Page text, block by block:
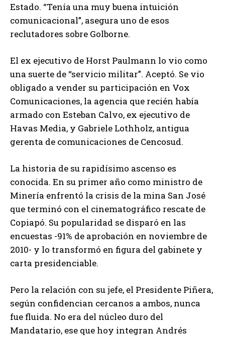
Estado. “Tenía una muy buena intuición
comunicacional”, asegura uno de esos
reclutadores sobre Golborne.
El ex ejecutivo de Horst Paulmann lo vio como
una suerte de “servicio militar”. Aceptó. Se vio
obligado a vender su participación en Vox
Comunicaciones, la agencia que recién había
armado con Esteban Calvo, ex ejecutivo de
Havas Media, y Gabriele Lothholz, antigua
gerenta de comunicaciones de Cencosud.
La historia de su rapidísimo ascenso es
conocida. En su primer año como ministro de
Minería enfrentó la crisis de la mina San José
que terminó con el cinematográfico rescate de
Copiapó. Su popularidad se disparó en las
encuestas -91% de aprobación en noviembre de
2010- y lo transformó en figura del gabinete y
carta presidenciable.
Pero la relación con su jefe, el Presidente Piñera,
según confidencian cercanos a ambos, nunca
fue fluida. No era del núcleo duro del
Mandatario, ese que hoy integran Andrés